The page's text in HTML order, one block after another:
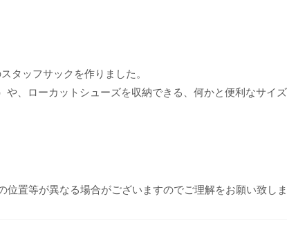
タッフサックを作りました。
、ローカットシューズを収納できる、何かと便利なサイズ
置等が異なる場合がございますのでご理解をお願い致しま